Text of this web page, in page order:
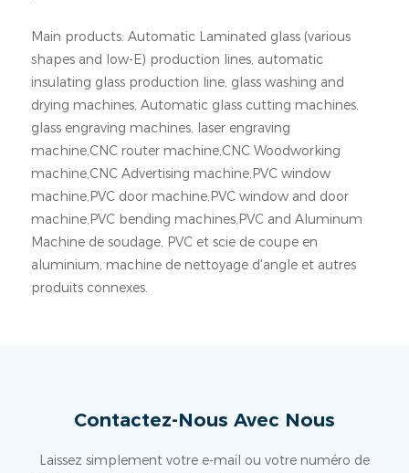
Main products: Automatic Laminated glass (various
shapes and low-E) production lines, automatic
insulating glass production line, glass washing and
drying machines, Automatic glass cutting machines,
glass engraving machines, laser engraving
machine,CNC router machine,CNC Woodworking
machine,CNC Advertising machine,PVC window
machine,PVC door machine,PVC window and door
machine,PVC bending machines,PVC and Aluminum
Machine de soudage, PVC et scie de coupe en
aluminium, machine de nettoyage d'angle et autres
produits connexes.
Contactez-Nous Avec Nous
Laissez simplement votre e-mail ou votre numéro de